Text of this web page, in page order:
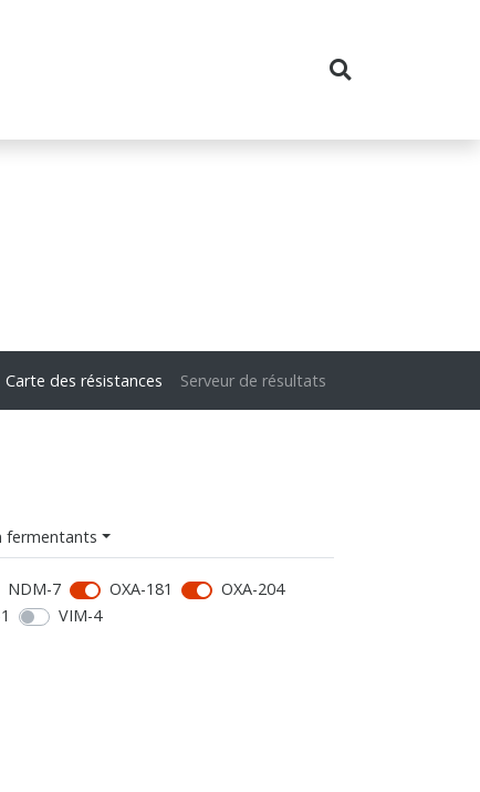
Carte des résistances Serveur de résultats
fermentants
NDM-7 OXA-181
OXA-204
VIM-4